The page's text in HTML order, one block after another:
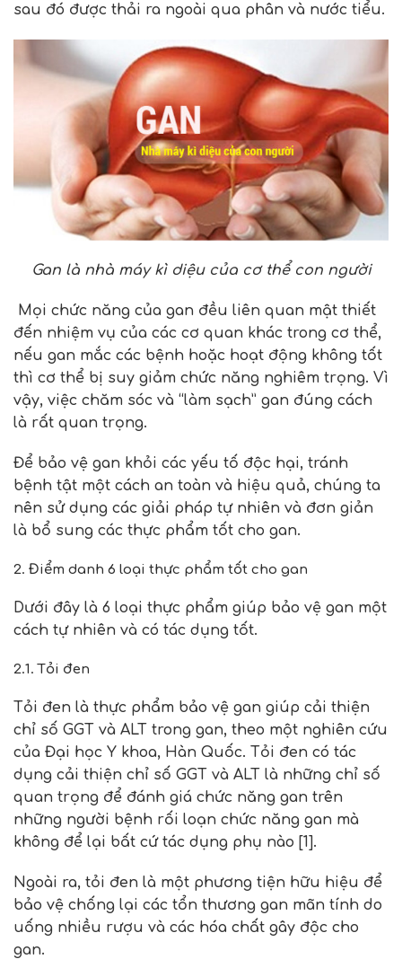
sau đó được thải ra ngoài qua phân và nước tiểu.
Gan là nhà máy kì diệu của cơ thể con người
Mọi chức năng của gan đều liên quan mật thiết
đến nhiệm vụ của các cơ quan khác trong cơ thể,
nếu gan mắc các bệnh hoặc hoạt động không tốt
thì cơ thể bị suy giảm chức năng nghiêm trọng. Vì
vậy, việc chăm sóc và “làm sạch” gan đúng cách
là rất quan trọng.
Để bảo vệ gan khỏi các yếu tố độc hại, tránh
bệnh tật một cách an toàn và hiệu quả, chúng ta
nên sử dụng các giải pháp tự nhiên và đơn giản
là bổ sung các thực phẩm tốt cho gan.
2. Điểm danh 6 loại thực phẩm tốt cho gan
Dưới đây là 6 loại thực phẩm giúp bảo vệ gan một
cách tự nhiên và có tác dụng tốt.
2.1. Tỏi đen
Tỏi đen là thực phẩm bảo vệ gan giúp cải thiện
chỉ số GGT và ALT trong gan, theo một nghiên cứu
của Đại học Y khoa, Hàn Quốc. Tỏi đen có tác
dụng cải thiện chỉ số GGT và ALT là những chỉ số
quan trọng để đánh giá chức năng gan trên
những người bệnh rối loạn chức năng gan mà
không để lại bất cứ tác dụng phụ nào [1].
Ngoài ra, tỏi đen là một phương tiện hữu hiệu để
bảo vệ chống lại các tổn thương gan mãn tính do
uống nhiều rượu và các hóa chất gây độc cho
gan.